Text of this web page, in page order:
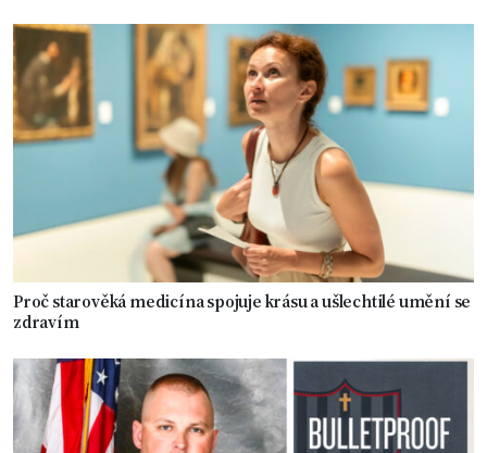
Proč starověká medicína spojuje krásu a ušlechtilé umění se
zdravím